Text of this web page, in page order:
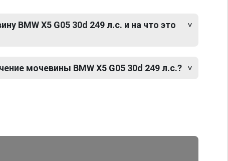
BMW X5 G05 30d 249 л.с. и на что это
мочевины BMW X5 G05 30d 249 л.с.?